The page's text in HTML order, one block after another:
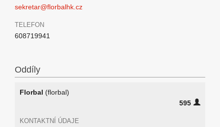
sekretar@florbalhk.cz
TELEFON
608719941
Oddíly
Florbal (florbal)
595
KONTAKTNÍ ÚDAJE